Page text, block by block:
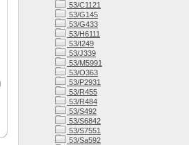
53/C1121
53/G145
53/G433
53/H6111
53/I249
53/J339
53/M5991
53/O363
53/P2931
53/R455
53/R484
53/S492
53/S6842
53/S7551
53/Sa592